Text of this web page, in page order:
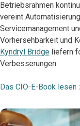
Betriebsrahmen
vereint
Servicemanagement
Vorhersehbarkeit und
Kyndryl Bridge liefern
Verbesserungen.
Das CIO-E-Book lesen